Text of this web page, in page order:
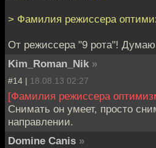
> Фамилия режиссера
От режиссера "9 рота"! Думаю
Kim_Roman_Nik »
#14 | 18.08.13 02:27
[Фамилия режиссера
Снимать он умеет, просто
направлении.
Domine Canis »